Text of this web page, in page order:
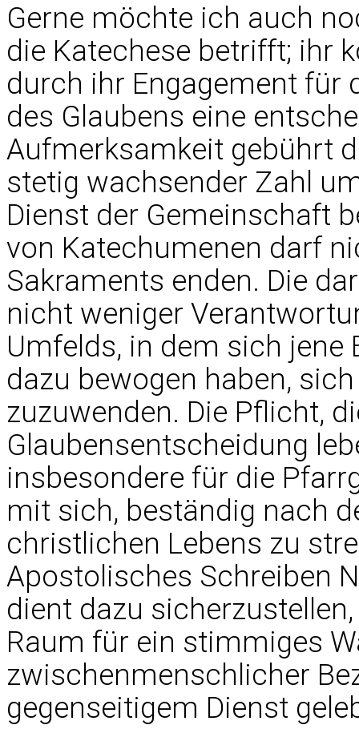
Gerne möchte ich auch
die Katechese betrifft; ihr
durch ihr Engagement für
des Glaubens eine
Aufmerksamkeit gebührt
stetig wachsender Zahl
Dienst der Gemeinschaft
von Katechumenen darf
Sakraments enden. Die
nicht weniger
Umfelds, in dem sich jene
dazu bewogen haben,
zuzuwenden. Die Pflicht,
Glaubensentscheidung
insbesondere für die
mit sich, beständig nach
christlichen Lebens zu
Apostolisches Schreiben
dient dazu
Raum für ein stimmiges
zwischenmenschlicher
gegenseitigem Dienst